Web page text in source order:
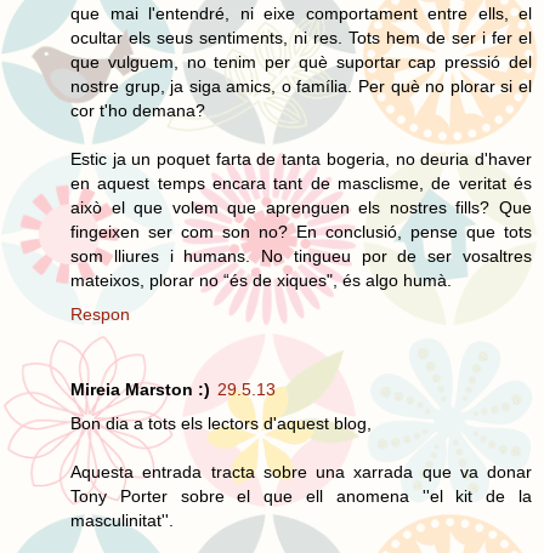
que mai l'entendré, ni eixe comportament entre ells, el
ocultar els seus sentiments, ni res. Tots hem de ser i fer el
que vulguem, no tenim per què suportar cap pressió del
nostre grup, ja siga amics, o família. Per què no plorar si el
cor t'ho demana?
Estic ja un poquet farta de tanta bogeria, no deuria d'haver
en aquest temps encara tant de masclisme, de veritat és
això el que volem que aprenguen els nostres fills? Que
fingeixen ser com son no? En conclusió, pense que tots
som lliures i humans. No tingueu por de ser vosaltres
mateixos, plorar no “és de xiques", és algo humà.
Respon
Mireia Marston :) 29.5.13
Bon dia a tots els lectors d'aquest blog,
Aquesta entrada tracta sobre una xarrada que va donar
Tony Porter sobre el que ell anomena ''el kit de la
masculinitat''.